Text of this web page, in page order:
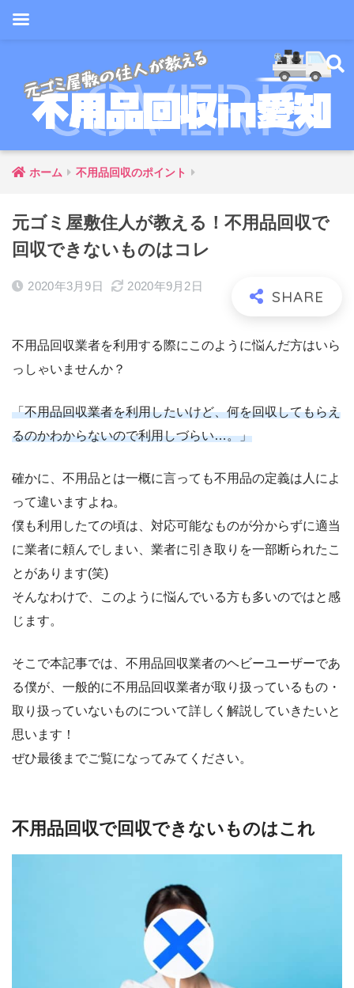
ホーム 不用品回収のポイント
元ゴミ屋敷住人が教える！不用品回収で
回収できないものはコレ
2020年3月9日 2020年9月2日
不用品回収業者を利用する際にこのように悩んだ方はいら
っしゃいませんか？
「不用品回収業者を利用したいけど、何を回収してもらえ
るのかわからないので利用しづらい…。」
確かに、不用品とは一概に言っても不用品の定義は人によ
って違いますよね。
僕も利用したての頃は、対応可能なものが分からずに適当
に業者に頼んでしまい、業者に引き取りを一部断られたこ
とがあります(笑)
そんなわけで、このように悩んでいる方も多いのではと感
じます。
そこで本記事では、不用品回収業者のヘビーユーザーであ
る僕が、一般的に不用品回収業者が取り扱っているもの・
取り扱っていないものについて詳しく解説していきたいと
思います！
ぜひ最後までご覧になってみてください。
不用品回収で回収できないものはこれ